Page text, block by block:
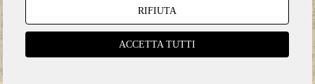
Anno:2026
RIFIUTA
ACCETTA TUTTI